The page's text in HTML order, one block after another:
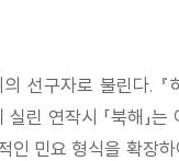
선구자로 불린다.
린 연작시 「북해
인 민요 형식을 확